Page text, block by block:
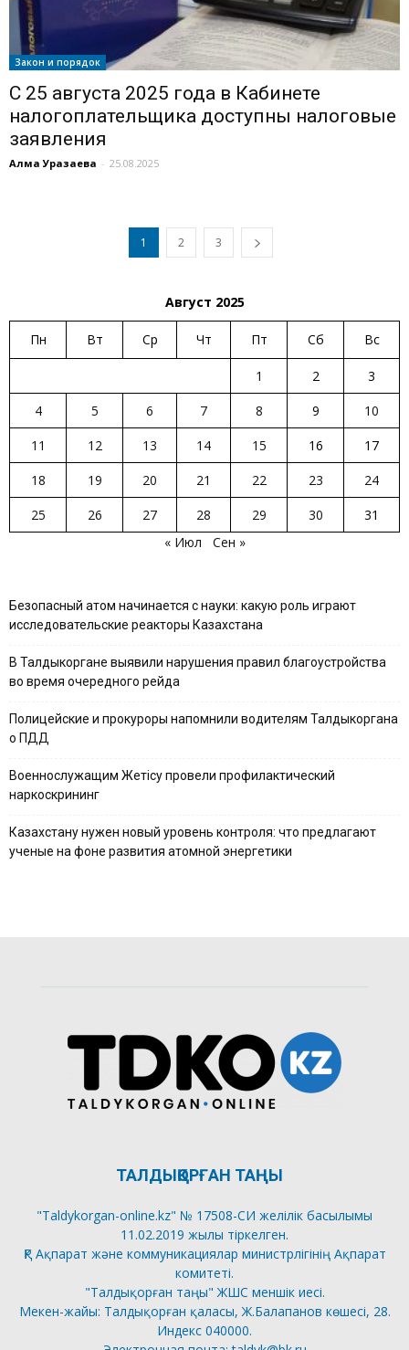
Закон и порядок
С 25 августа 2025 года в Кабинете
налогоплательщика доступны налоговые
заявления
Алма Уразаева - 25.08.2025
1 2 3
Август 2025
Пн Вт Ср Чт Пт Сб Вс
1 2
3
4
5 6 7 8 9
10
11
12 13 14 15 16
17
18
19 20 21 22 23
24
25
26 27 28 29 30
31
« Июл
Сен »
Безопасный атом начинается с науки: какую роль играют
исследовательские реакторы Казахстана
В Талдыкоргане выявили нарушения правил благоустройства
во время очередного рейда
Полицейские и прокуроры напомнили водителям Талдыкоргана
о ПДД
Военнослужащим Жетісу провели профилактический
наркоскрининг
Казахстану нужен новый уровень контроля: что предлагают
ученые на фоне развития атомной энергетики
ТАЛДЫҚОРҒАН ТАҢЫ
"Taldykorgan-online.kz" № 17508-СИ желілік басылымы
11.02.2019 жылы тіркелген.
ҚР Ақпарат және коммуникациялар министрлігінің Ақпарат
комитеті.
"Талдықорған таңы" ЖШС меншік иесі.
Мекен-жайы: Талдықорған қаласы, Ж.Балапанов көшесі, 28.
Индекс 040000.